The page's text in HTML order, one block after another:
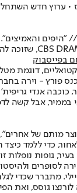
• ערוץ חדש
"היפים
בפייסבוק
דוגמת
פורץ - וירה
אנדי
מותם של
גופות נופלות
לסופרים
מתברר
לורנצו גוסס,